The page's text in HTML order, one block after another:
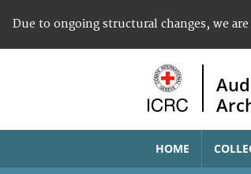
Due to ongoing structural changes, we
HOME